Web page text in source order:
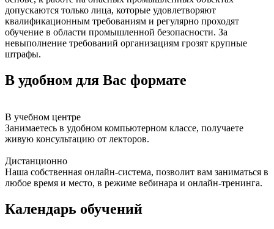
допускаются только лица, которые удовлетворяют
квалификационным требованиям и регулярно проходят
обучение в области промышленной безопасности. За
невыполнение требований организациям грозят крупные
штрафы.
В удобном для Вас формате
В учебном центре
Занимаетесь в удобном компьютерном классе, получаете
живую консультацию от лекторов.
Дистанционно
Наша собственная онлайн-система, позволит вам заниматься в
любое время и место, в режиме вебинара и онлайн-тренинга.
Календарь обучений